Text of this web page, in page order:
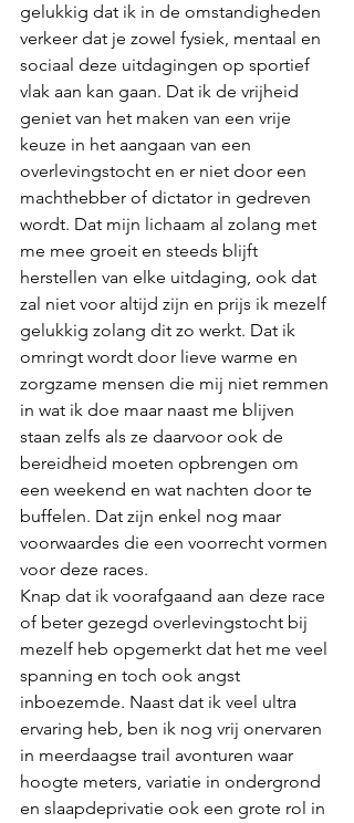
gelukkig dat ik in de omstandigheden
verkeer dat je zowel fysiek, mentaal en
sociaal deze uitdagingen op sportief
vlak aan kan gaan. Dat ik de vrijheid
geniet van het maken van een vrije
keuze in het aangaan van een
overlevingstocht en er niet door een
machthebber of dictator in gedreven
wordt. Dat mijn lichaam al zolang met
me mee groeit en steeds blijft
herstellen van elke uitdaging, ook dat
zal niet voor altijd zijn en prijs ik mezelf
gelukkig zolang dit zo werkt. Dat ik
omringt wordt door lieve warme en
zorgzame mensen die mij niet remmen
in wat ik doe maar naast me blijven
staan zelfs als ze daarvoor ook de
bereidheid moeten opbrengen om
een weekend en wat nachten door te
buffelen. Dat zijn enkel nog maar
voorwaardes die een voorrecht vormen
voor deze races.
Knap dat ik voorafgaand aan deze race
of beter gezegd overlevingstocht bij
mezelf heb opgemerkt dat het me veel
spanning en toch ook angst
inboezemde. Naast dat ik veel ultra
ervaring heb, ben ik nog vrij onervaren
in meerdaagse trail avonturen waar
hoogte meters, variatie in ondergrond
en slaapdeprivatie ook een grote rol in